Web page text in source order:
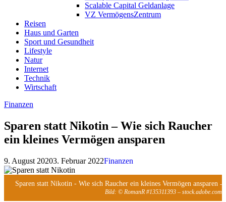
Scalable Capital Geldanlage
VZ VermögensZentrum
Reisen
Haus und Garten
Sport und Gesundheit
Lifestyle
Natur
Internet
Technik
Wirtschaft
Finanzen
Sparen statt Nikotin – Wie sich Raucher
ein kleines Vermögen ansparen
9. August 20203. Februar 2022Finanzen
Sparen statt Nikotin - Wie sich Raucher ein kleines Vermögen ansparen -
Bild: © RomanR #135311393 – stock.adobe.com